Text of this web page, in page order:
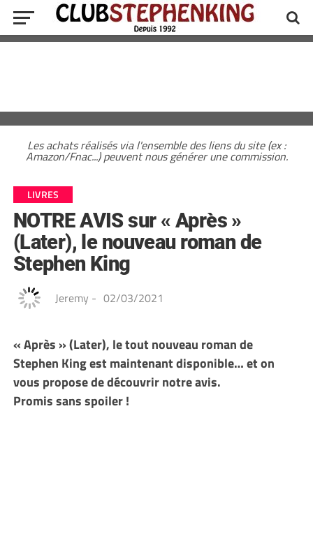
Les achats réalisés via l'ensemble des liens du site (ex :
Amazon/Fnac...) peuvent nous générer une commission.
LIVRES
NOTRE AVIS sur « Après »
(Later), le nouveau roman de
Stephen King
Jeremy - 02/03/2021
« Après » (Later), le tout nouveau roman de
Stephen King est maintenant disponible… et on
vous propose de découvrir notre avis.
Promis sans spoiler !